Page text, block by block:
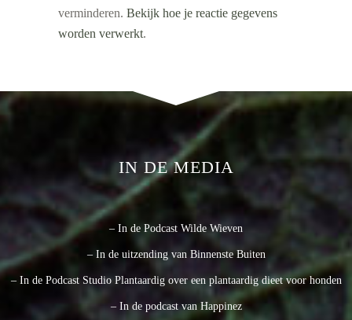
verminderen. Bekijk hoe je reactie gegevens
worden verwerkt.
IN DE MEDIA
– In de Podcast Wilde Wieven
– In de uitzending van Binnenste Buiten
– In de Podcast Studio Plantaardig over een plantaardig dieet voor honden
– In de podcast van Happinez